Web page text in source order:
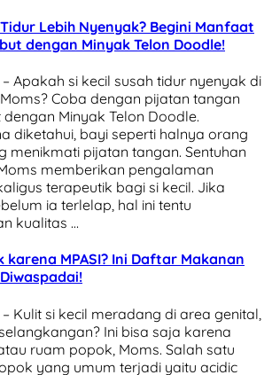
Tidur Lebih Nyenyak? Begini Manfaat
dengan Minyak Telon Doodle!
Apakah si kecil susah tidur nyenyak di
Coba dengan pijatan tangan
Minyak Telon Doodle.
diketahui, bayi seperti halnya orang
menikmati pijatan tangan. Sentuhan
memberikan pengalaman
terapeutik bagi si kecil. Jika
ia terlelap, hal ini tentu
kualitas …
karena MPASI? Ini Daftar Makanan
Kulit si kecil meradang di area genital,
Ini bisa saja karena
ruam popok, Moms. Salah satu
yang umum terjadi yaitu acidic